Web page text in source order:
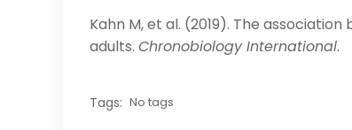
Kahn M, et al. (2019). The
adults. Chronobiology International.
Tags: No tags